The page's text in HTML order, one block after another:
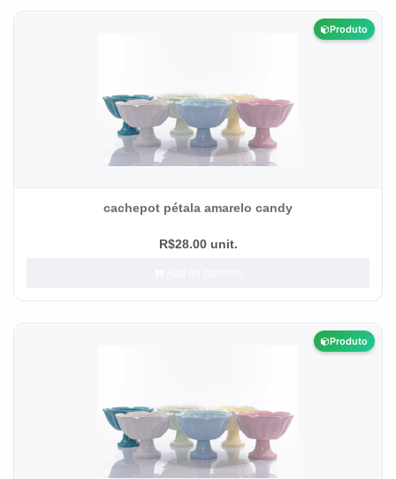
Produto
cachepot pétala amarelo candy
R$28.00 unit.
Produto